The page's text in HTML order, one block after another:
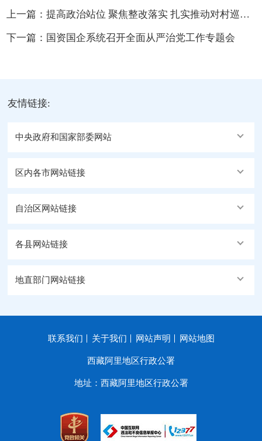
上一篇： 提高政治站位 聚焦整改落实 扎实推动对村巡察工作提质增效
下一篇： 国资国企系统召开全面从严治党工作专题会
友情链接:
中央政府和国家部委网站
区内各市网站链接
自治区网站链接
各县网站链接
地直部门网站链接
联系我们 关于我们 网站声明 网站地图
西藏阿里地区行政公署
地址：西藏阿里地区行政公署